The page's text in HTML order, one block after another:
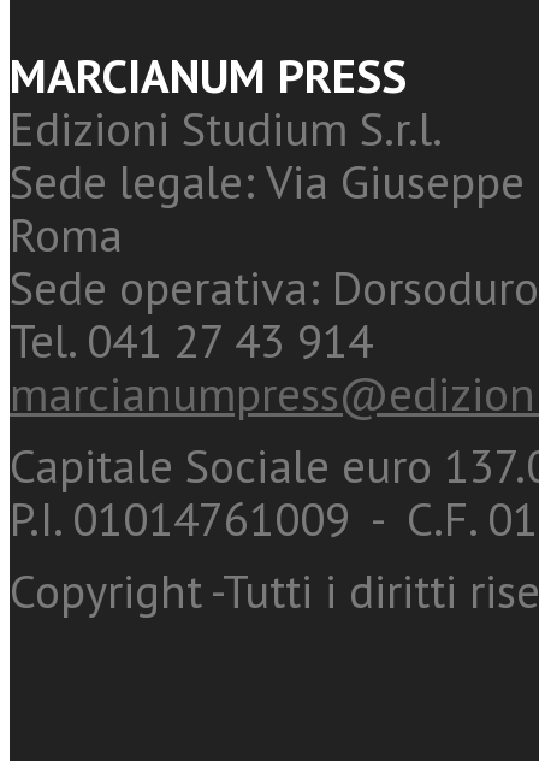
MARCIANUM PRESS
Edizioni Studium S.r.l.
Sede legale: Via
Roma
Sede operativa:
Tel. 041 27 43 914
Capitale Sociale euro
P.I. 01014761009 - C.F.
Copyright -Tutti i diritti